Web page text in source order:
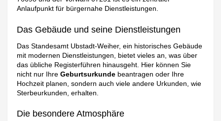
Anlaufpunkt für bürgernahe Dienstleistungen.
Das Gebäude und seine Dienstleistungen
Das Standesamt Ubstadt-Weiher, ein historisches Gebäude
mit modernen Dienstleistungen, bietet vieles an, was über
das übliche Registerführen hinausgeht. Hier können Sie
nicht nur IhreGeburtsurkunde beantragen oder Ihre
Hochzeit planen, sondern auch viele andere Urkunden, wie
Sterbeurkunden, erhalten.
Die besondere Atmosphäre